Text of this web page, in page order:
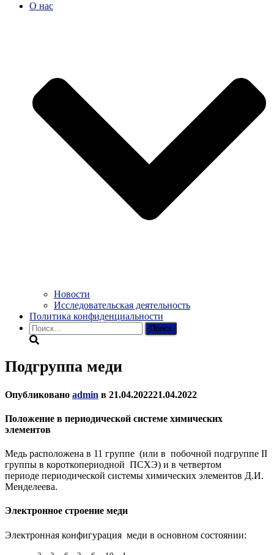
О нас
Новости
Исследовательская деятельность
Политика конфиденциальности
Найти:
Подгруппа меди
Опубликовано admin в 21.04.202221.04.2022
Положение в периодической системе химических
элементов
Медь расположена в 11 группе (или в побочной подгруппе II
группы в короткопериодной ПСХЭ) и в четвертом
периоде периодической системы химических элементов Д.И.
Менделеева.
Электронное строение меди
Электронная конфигурация меди в основном состоянии: